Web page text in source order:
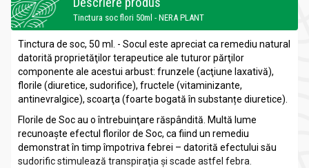
Tinctura soc flori 50ml - NERA PLANT
Tinctura de soc, 50 ml. - Socul este apreciat ca remediu natural
datorită proprietăţilor terapeutice ale tuturor părţilor
componente ale acestui arbust: frunzele (acţiune laxativă),
florile (diuretice, sudorifice), fructele (vitaminizante,
antinevralgice), scoarţa (foarte bogată în substanțe diuretice).
Florile de Soc au o întrebuinţare răspândită. Multă lume
recunoaşte efectul florilor de Soc, ca fiind un remediu
demonstrat în timp împotriva febrei – datorită efectului său
sudorific stimulează transpiraţia şi scade astfel febra.